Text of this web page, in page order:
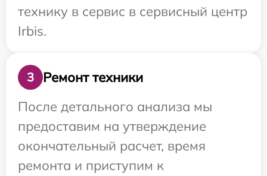
технику в сервис в сервисный центр
Irbis.
3
Ремонт техники
После детального анализа мы
предоставим на утверждение
окончательный расчет, время
ремонта и приступим к